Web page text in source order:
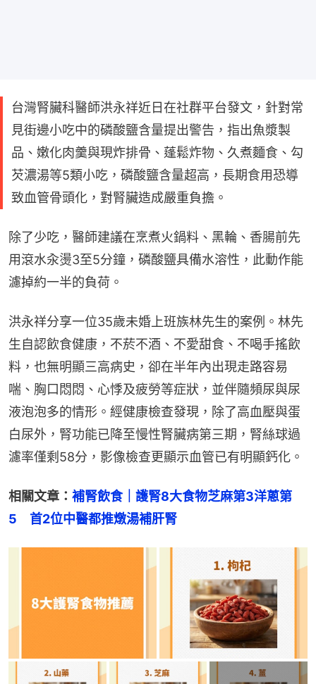
台灣腎臟科醫師洪永祥近日在社群平台發文，針對常
見街邊小吃中的磷酸鹽含量提出警告，指出魚漿製
品、嫩化肉羹與現炸排骨、蓬鬆炸物、久煮麵食、勾
芡濃湯等5類小吃，磷酸鹽含量超高，長期食用恐導
致血管骨頭化，對腎臟造成嚴重負擔。
除了少吃，醫師建議在烹煮火鍋料、黑輪、香腸前先
用滾水汆燙3至5分鐘，磷酸鹽具備水溶性，此動作能
濾掉約一半的負荷。
洪永祥分享一位35歲未婚上班族林先生的案例。林先
生自認飲食健康，不菸不酒、不愛甜食、不喝手搖飲
料，也無明顯三高病史，卻在半年內出現走路容易
喘、胸口悶悶、心悸及疲勞等症狀，並伴隨頻尿與尿
液泡泡多的情形。經健康檢查發現，除了高血壓與蛋
白尿外，腎功能已降至慢性腎臟病第三期，腎絲球過
濾率僅剩58分，影像檢查更顯示血管已有明顯鈣化。
相關文章： 補腎飲食｜護腎8大食物芝麻第3洋蔥第
5　首2位中醫都推燉湯補肝腎